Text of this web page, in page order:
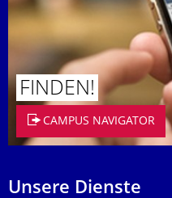
FINDEN!
CAMPUS NAVIGATOR
Unsere Dienste